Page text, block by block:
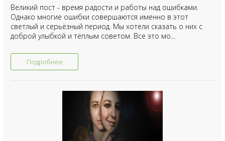
Великий пост - время радости и работы над ошибками.
Однако многие ошибки совершаются именно в этот
светлый и серьёзный период. Мы хотели сказать о них с
доброй улыбкой и тёплым советом. Все это мо...
Подробнее